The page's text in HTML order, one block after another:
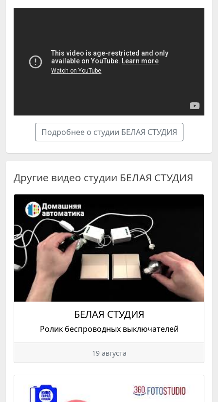
Подробнее о студии БЕЛАЯ СТУДИЯ
Другие видео студии БЕЛАЯ СТУДИЯ
БЕЛАЯ СТУДИЯ
Ролик беспроводных выключателей
19 августа